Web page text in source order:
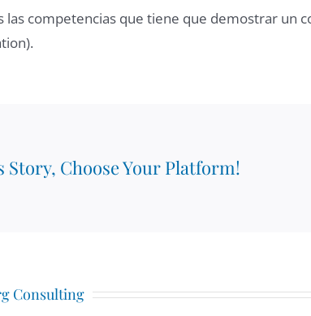
las competencias que tiene que demostrar un
Story, Choose Your Platform!
Consulting